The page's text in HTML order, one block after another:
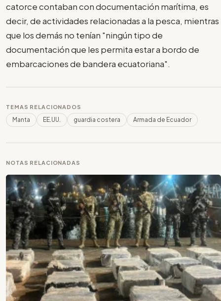
catorce contaban con documentación marítima, es
decir, de actividades relacionadas a la pesca, mientras
que los demás no tenían "ningún tipo de
documentación que les permita estar a bordo de
embarcaciones de bandera ecuatoriana".
TEMAS RELACIONADOS
Manta EE.UU. guardia costera Armada de Ecuador
NOTAS RELACIONADAS